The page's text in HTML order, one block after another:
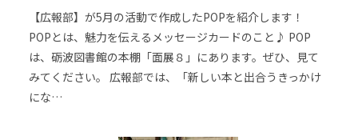
【広報部】が5月の活動で作成したPOPを紹介します！
POPとは、魅力を伝えるメッセージカードのこと♪ POP
は、砺波図書館の本棚「面展８」にあります。ぜひ、見て
みてください。 広報部では、「新しい本と出合うきっかけ
にな…